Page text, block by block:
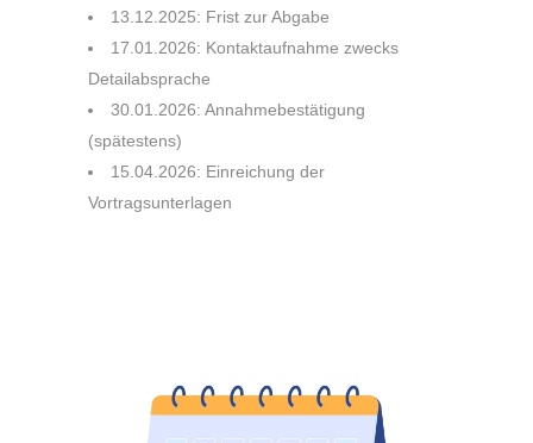
13.12.2025: Frist zur Abgabe
17.01.2026: Kontaktaufnahme zwecks
Detailabsprache
30.01.2026: Annahmebestätigung
(spätestens)
15.04.2026: Einreichung der
Vortragsunterlagen